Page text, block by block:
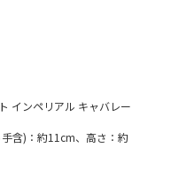
インペリアル キャバレー
含)：約11cm、高さ：約